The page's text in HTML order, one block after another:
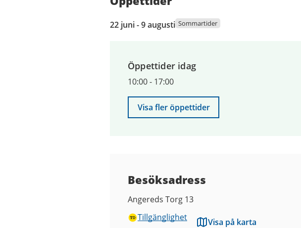
22
juni
augusti
22 juni - 9 augusti Sommartider
Öppettider idag
10:00- 17:00
Visa fler öppettider
Besöksadress
Angereds Torg 13
Tillgänglighet
Visa på karta